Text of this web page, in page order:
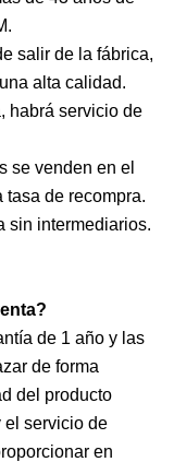
salir de la fábrica,
alta calidad.
habrá servicio de
se venden en el
de recompra.
sin intermediarios.
de 1 año y las
de forma
del producto
el servicio de
en